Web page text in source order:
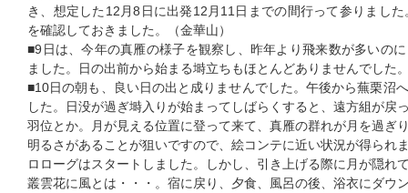
き、想定した12月8日に出発12月11日までの間行って参りまし
を確認しておきました。（金華山）
■9日は、今年の真雁の様子を観察し、昨年より飛来数が多いの
ました。日の出前から始まる塒立ちもほとんどありませんでした
■10日の朝も、良い日の出と成りませんでした。午後から蕪栗沼
した。日没が過ぎ塒入りが始まってしばらくすると、遠方組が戻
羽位とか。月が見える位置に登って来て、真雁の群れが月を過ぎ
明るさがあることが狙いですので、絵コンテに近い状況が得られ
ロローグはスタートしました。しかし、引き上げる際に月が隠れ
叢雲花に風とは・・・。宿に戻り、夕食、風呂の後、浴衣にダウ